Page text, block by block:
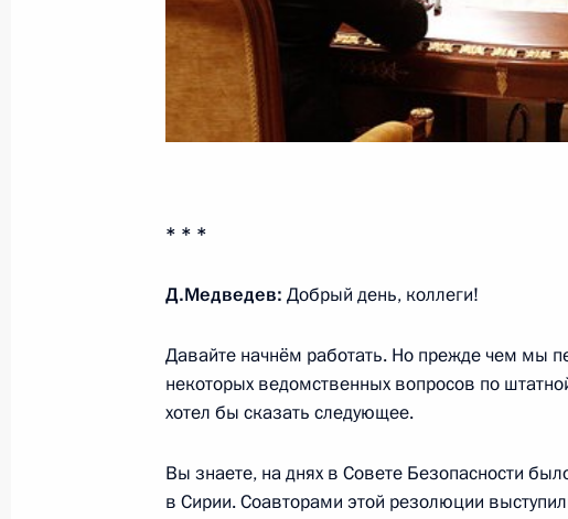
Телефонный разговор с Президентом
6 апреля 2011 года, 18:20
Российско-сирийские переговоры
11 мая 2010 года, 14:00
Начало встречи с Президентом Сирии
* * *
Д.Медведев: Добрый день, коллеги!
Давайте начнём работать. Но прежде чем мы
некоторых ведомственных вопросов по
хотел бы сказать следующее.
Вы знаете, на днях в Совете Безопасности
в Сирии. Соавторами этой резолюции